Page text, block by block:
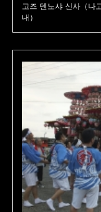
고즈 덴노샤 신사（나
내）